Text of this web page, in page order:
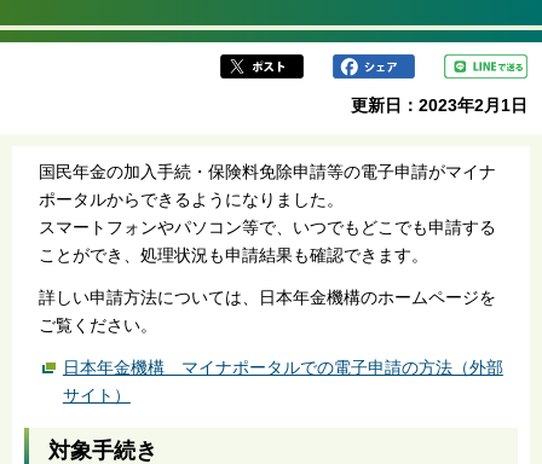
ら
更新日：2023年2月1日
国民年金の加入手続・保険料免除申請等の電子申請がマイナ
ポータルからできるようになりました。
スマートフォンやパソコン等で、いつでもどこでも申請する
ことができ、処理状況も申請結果も確認できます。
詳しい申請方法については、日本年金機構のホームページを
ご覧ください。
日本年金機構 マイナポータルでの電子申請の方法（外部
サイト）
対象手続き